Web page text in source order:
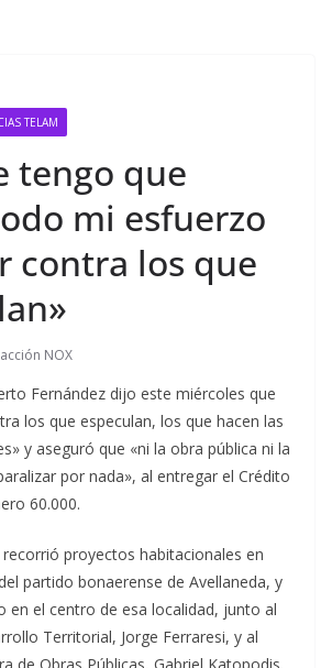
TELAM
tengo que
mi esfuerzo
contra los que
NOX
Fernández dijo este miércoles que
los que especulan, los que hacen las
y aseguró que «ni la obra pública ni la
por nada», al entregar el Crédito
60.000.
proyectos habitacionales en
partido bonaerense de Avellaneda, y
en el centro de esa localidad, junto al
Territorial, Jorge Ferraresi, y al